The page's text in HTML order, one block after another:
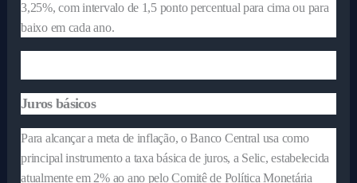
3,25%, com intervalo de 1,5 ponto percentual para cima ou para
baixo em cada ano.
Juros básicos
Para alcançar a meta de inflação, o Banco Central usa como
principal instrumento a taxa básica de juros, a Selic, estabelecida
atualmente em 2% ao ano pelo Comitê de Política Monetária